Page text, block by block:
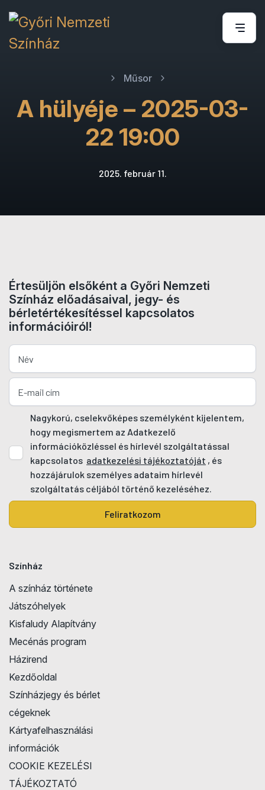
Műsor
A hülyéje – 2025-03-
22 19:00
2025. február 11.
Értesüljön elsőként a Győri Nemzeti
Színház előadásaival, jegy- és
bérletértékesítéssel kapcsolatos
információiról!
Nagykorú, cselekvőképes személyként kijelentem,
hogy megismertem az Adatkezelő
információközléssel és hírlevél szolgáltatással
kapcsolatos adatkezelési tájékoztatóját , és
hozzájárulok személyes adataim hírlevél
szolgáltatás céljából történő kezeléséhez.
Feliratkozom
Színház
A színház története
Játszóhelyek
Kisfaludy Alapítvány
Mecénás program
Házirend
Kezdőoldal
Színházjegy és bérlet
cégeknek
Kártyafelhasználási
információk
COOKIE KEZELÉSI
TÁJÉKOZTATÓ